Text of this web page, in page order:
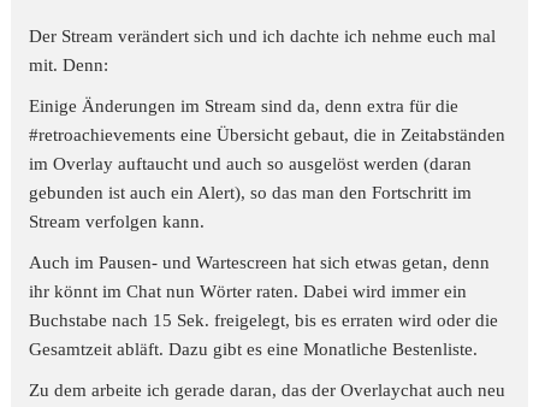
Der Stream verändert sich und ich dachte ich nehme euch mal
mit. Denn:
Einige Änderungen im Stream sind da, denn extra für die
#retroachievements eine Übersicht gebaut, die in Zeitabständen
im Overlay auftaucht und auch so ausgelöst werden (daran
gebunden ist auch ein Alert), so das man den Fortschritt im
Stream verfolgen kann.
Auch im Pausen- und Wartescreen hat sich etwas getan, denn
ihr könnt im Chat nun Wörter raten. Dabei wird immer ein
Buchstabe nach 15 Sek. freigelegt, bis es erraten wird oder die
Gesamtzeit abläft. Dazu gibt es eine Monatliche Bestenliste.
Zu dem arbeite ich gerade daran, das der Overlaychat auch neu